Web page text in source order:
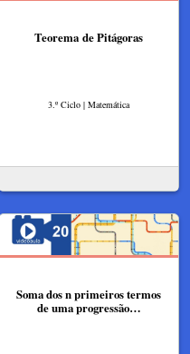
Teorema de Pitágoras
3.º Ciclo | Matemática
Soma dos n primeiros termos
de uma progressão…